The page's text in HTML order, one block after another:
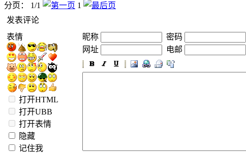
分页： 1/1
1
发表评论
表情
打开HTML
打开UBB
打开表情
隐藏
记住我
昵称 密码
网址
电邮